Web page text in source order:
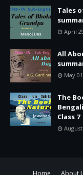
Tales
April
All
May
The
Class 7